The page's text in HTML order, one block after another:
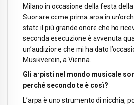
Milano in occasione della festa della
Suonare come prima arpa in
stato il più grande onore che ho
seconda esecuzione è avvenuta
un’audizione che mi ha dato
Musikverein, a Vienna.
Gli arpisti nel mondo musicale
perché secondo te è così?
L’arpa è uno strumento di nicchia,